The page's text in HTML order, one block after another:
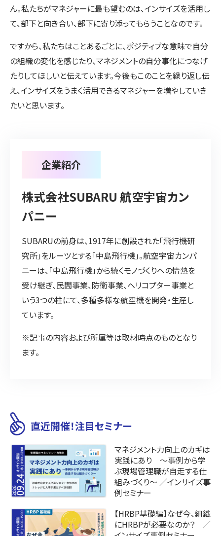
ん。私たちがマネジャーに最も望むのは、インサイズを活用し
て、部下と向き合い、部下に寄り添ってもらうことなのです。
ですから、私たちはことあるごとに、ポジティブな意味で自分
の組織の変化を感じたり、マネジメントの自分事化につなげ
たりしてほしいと伝えています。今後もこのことを繰り返し伝
え、インサイズをうまく活用できるマネジャーを増やしていき
たいと思います。
企業紹介
株式会社SUBARU 航空宇宙カン
パニー
SUBARUの前身は、1917年に創設された「飛行機研
究所」をルーツとする「中島飛行機」。航空宇宙カンパ
ニーは、「中島飛行機」から続くモノづくりへの情熱を
受け継ぎ、民間事業、防衛事業、ヘリコプター事業と
いう3つの柱にて、多種多様な航空機を開発・生産し
ています。
※記事の内容および所属等は取材時点のものとなり
ます。
直近開催！注目セミナー
マネジメント力向上のカギは
実践にあり ～事例から学
ぶ現場管理職が自走する仕
組みづくり～ ／インサイズ事
例セミナー
【HRBP基礎編】なぜ今、組織
にHRBPが必要なのか？ ／